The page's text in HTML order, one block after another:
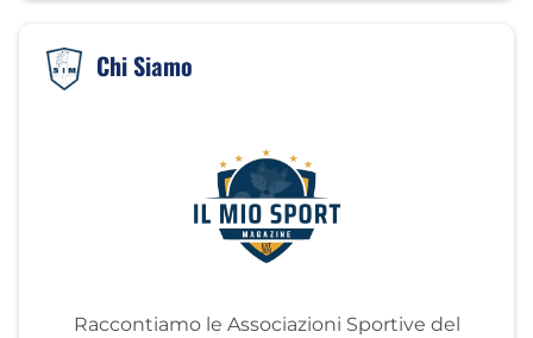
Chi Siamo
Raccontiamo le Associazioni Sportive del